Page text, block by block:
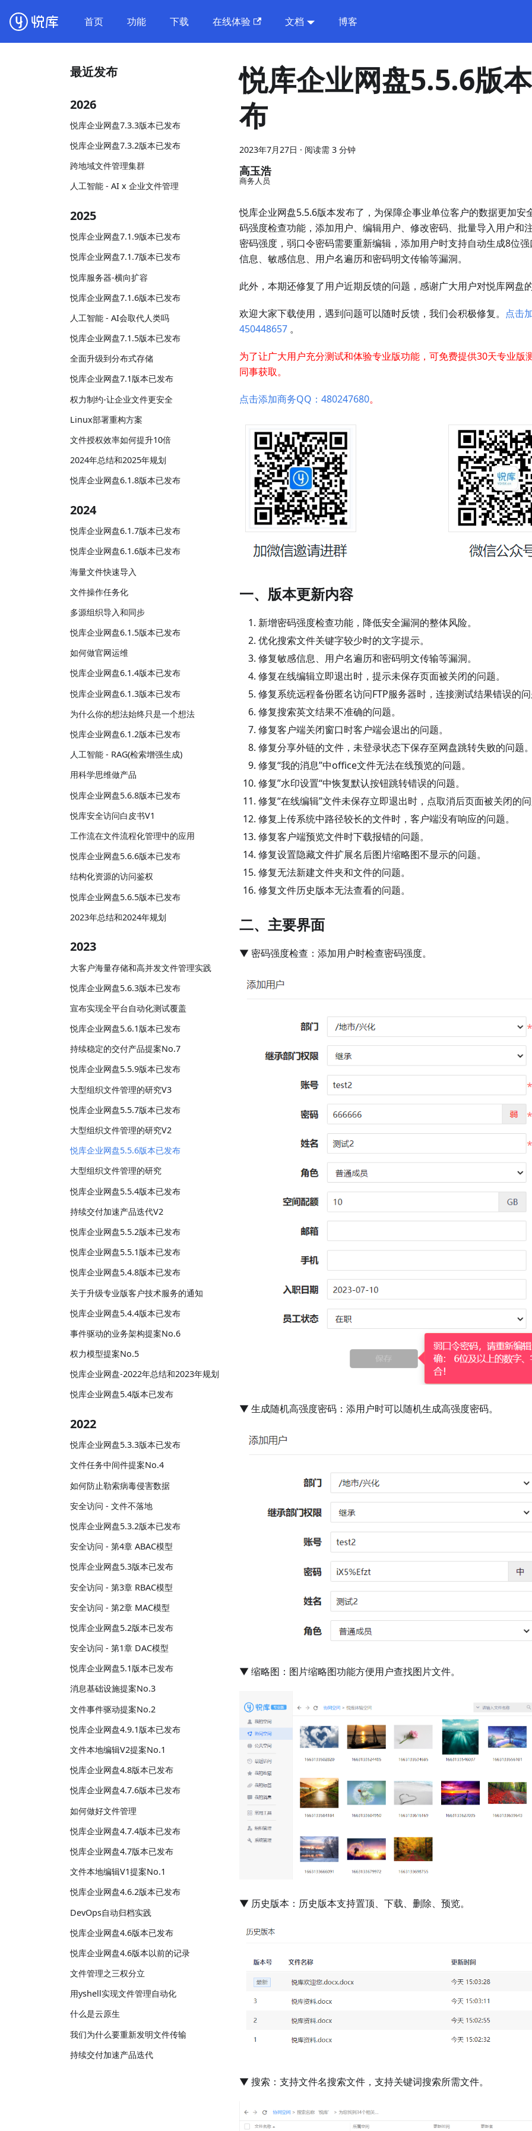
首页 功能 下载 在线体验 文档 博客
最近发布
2026
悦库企业网盘7.3.3版本已发布
悦库企业网盘7.3.2版本已发布
跨地域文件管理集群
人工智能 - AI x 企业文件管理
2025
悦库企业网盘7.1.9版本已发布
悦库企业网盘7.1.7版本已发布
悦库服务器-横向扩容
悦库企业网盘7.1.6版本已发布
人工智能 - AI会取代人类吗
悦库企业网盘7.1.5版本已发布
全面升级到分布式存储
悦库企业网盘7.1版本已发布
权力制约-让企业文件更安全
Linux部署重构方案
文件授权效率如何提升10倍
2024年总结和2025年规划
悦库企业网盘6.1.8版本已发布
2024
悦库企业网盘6.1.7版本已发布
悦库企业网盘6.1.6版本已发布
海量文件快速导入
文件操作任务化
多源组织导入和同步
悦库企业网盘6.1.5版本已发布
如何做官网运维
悦库企业网盘6.1.4版本已发布
悦库企业网盘6.1.3版本已发布
为什么你的想法始终只是一个想法
悦库企业网盘6.1.2版本已发布
人工智能 - RAG(检索增强生成)
用科学思维做产品
悦库企业网盘5.6.8版本已发布
悦库安全访问白皮书V1
工作流在文件流程化管理中的应用
悦库企业网盘5.6.6版本已发布
结构化资源的访问鉴权
悦库企业网盘5.6.5版本已发布
2023年总结和2024年规划
2023
大客户海量存储和高并发文件管理实践
悦库企业网盘5.6.3版本已发布
宣布实现全平台自动化测试覆盖
悦库企业网盘5.6.1版本已发布
持续稳定的交付产品提案No.7
悦库企业网盘5.5.9版本已发布
大型组织文件管理的研究V3
悦库企业网盘5.5.7版本已发布
大型组织文件管理的研究V2
悦库企业网盘5.5.6版本已发布
大型组织文件管理的研究
悦库企业网盘5.5.4版本已发布
持续交付加速产品迭代V2
悦库企业网盘5.5.2版本已发布
悦库企业网盘5.5.1版本已发布
悦库企业网盘5.4.8版本已发布
关于升级专业版客户技术服务的通知
悦库企业网盘5.4.4版本已发布
事件驱动的业务架构提案No.6
权力模型提案No.5
悦库企业网盘-2022年总结和2023年规划
悦库企业网盘5.4版本已发布
2022
悦库企业网盘5.3.3版本已发布
文件任务中间件提案No.4
如何防止勒索病毒侵害数据
安全访问 - 文件不落地
悦库企业网盘5.3.2版本已发布
安全访问 - 第4章 ABAC模型
悦库企业网盘5.3版本已发布
安全访问 - 第3章 RBAC模型
安全访问 - 第2章 MAC模型
悦库企业网盘5.2版本已发布
安全访问 - 第1章 DAC模型
悦库企业网盘5.1版本已发布
消息基础设施提案No.3
文件事件驱动提案No.2
悦库企业网盘4.9.1版本已发布
文件本地编辑V2提案No.1
悦库企业网盘4.8版本已发布
悦库企业网盘4.7.6版本已发布
如何做好文件管理
悦库企业网盘4.7.4版本已发布
悦库企业网盘4.7版本已发布
文件本地编辑V1提案No.1
悦库企业网盘4.6.2版本已发布
DevOps自动归档实践
悦库企业网盘4.6版本已发布
悦库企业网盘4.6版本以前的记录
文件管理之三权分立
用yshell实现文件管理自动化
什么是云原生
我们为什么要重新发明文件传输
持续交付加速产品迭代
悦库企业网盘5.5.6版
布
2023年7月27日 · 阅读需 3 分钟
高玉浩
商务人员
悦库企业网盘5.5.6版本发布了，为保障企事业单位客户的数据更加安
码强度检查功能，添加用户、编辑用户、修改密码、批量导入用户和
密码强度，弱口令密码需要重新编辑，添加用户时支持自动生成8位
信息、敏感信息、用户名遍历和密码明文传输等漏洞。
此外，本期还修复了用户近期反馈的问题，感谢广大用户对悦库网盘
欢迎大家下载使用，遇到问题可以随时反馈，我们会积极修复。 点击
450448657 。
为了让广大用户充分测试和体验专业版功能，可免费提供30天专业版
同事获取。
点击添加商务QQ：480247680。
一、版本更新内容
新增密码强度检查功能，降低安全漏洞的整体风险。
优化搜索文件关键字较少时的文字提示。
修复敏感信息、用户名遍历和密码明文传输等漏洞。
修复在线编辑立即退出时，提示未保存页面被关闭的问题。
修复系统远程备份匿名访问FTP服务器时，连接测试结果错误的
修复搜索英文结果不准确的问题。
修复客户端关闭窗口时客户端会退出的问题。
修复分享外链的文件，未登录状态下保存至网盘跳转失败的问题
修复“我的消息”中office文件无法在线预览的问题。
修复”水印设置“中恢复默认按钮跳转错误的问题。
修复“在线编辑”文件未保存立即退出时，点取消后页面被关闭的
修复上传系统中路径较长的文件时，客户端没有响应的问题。
修复客户端预览文件时下载报错的问题。
修复设置隐藏文件扩展名后图片缩略图不显示的问题。
修复无法新建文件夹和文件的问题。
修复文件历史版本无法查看的问题。
二、主要界面
▼ 密码强度检查：添加用户时检查密码强度。
▼ 生成随机高强度密码：添用户时可以随机生成高强度密码。
▼ 缩略图：图片缩略图功能方便用户查找图片文件。
▼ 历史版本：历史版本支持置顶、下载、删除、预览。
▼ 搜索：支持文件名搜索文件，支持关键词搜索所需文件。